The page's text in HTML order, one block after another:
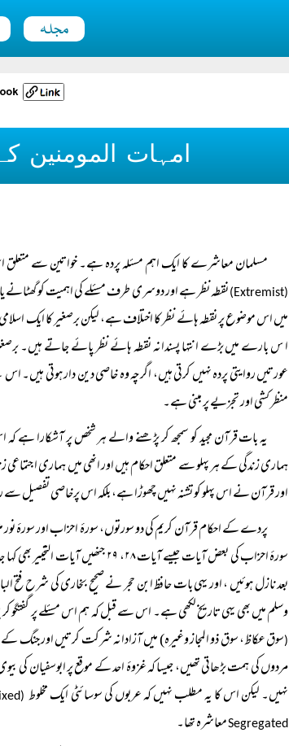
مجلہ
امہات
مسلمان معاشرے کا ایک اہم مسئلہ پردہ ہے۔ خواتین سے متعلق
(Extremist)
نقطہ نظر ہے اور دوسری طرف مسئلے کی اہمیت کو
میں اس موضوع پر نقطہ ہائے نظر کا اختلاف ہے، لیکن برصغیر کا ایک
ا س بارے میں بڑے انتہا پسندانہ نقطہ ہائے نظر پائے جاتے ہیں۔
عورتیں روایتی پردہ نہیں کرتی ہیں، اگرچہ وہ خاصی دین دار ہوتی ہیں۔
منظر کشی اور تجزیے پر مبنی ہے۔
یہ بات قرآن مجید کو سمجھ کر پڑھنے والے ہر شخص پر آشکارا ہے
ہماری زندگی کے ہر پہلو سے متعلق احکام ہیں اور انھی میں ہماری اجتماعی
اور قرآن نے اس پہلو کو تشنہ نہیں چھوڑا ہے، بلکہ اس پرخاصی تفصیل
سورۂ احزاب کی بعض آیات جیسے آیات ۲۸، ۲۹ جنھیں آیات التخییر بھی کہا جاتا ہے، قدیم ترین مفسر امام طبری کے مطابق نبی صلی اللہ علیہ وسلم کے قصہ ایلاء
وسلم میں بھی یہی تاریخ لکھی ہے۔ اس سے قبل کہ ہم اس مسئلے پر
(سوق عکاظ، سوق ذو المجاز وغیرہ) میں آزادانہ شرکت کرتیں اور جنگ کے
مردوں کی ہمت بڑھاتی تھیں، جیسا کہ غزوۂ احد کے موقع پر ابوسفیان کی
نہیں۔ لیکن اس کا یہ مطلب نہیں کہ عربوں کی سوسائٹی ایک مخلوط(Mixed)
Segregatedمعاشرہ تھا۔